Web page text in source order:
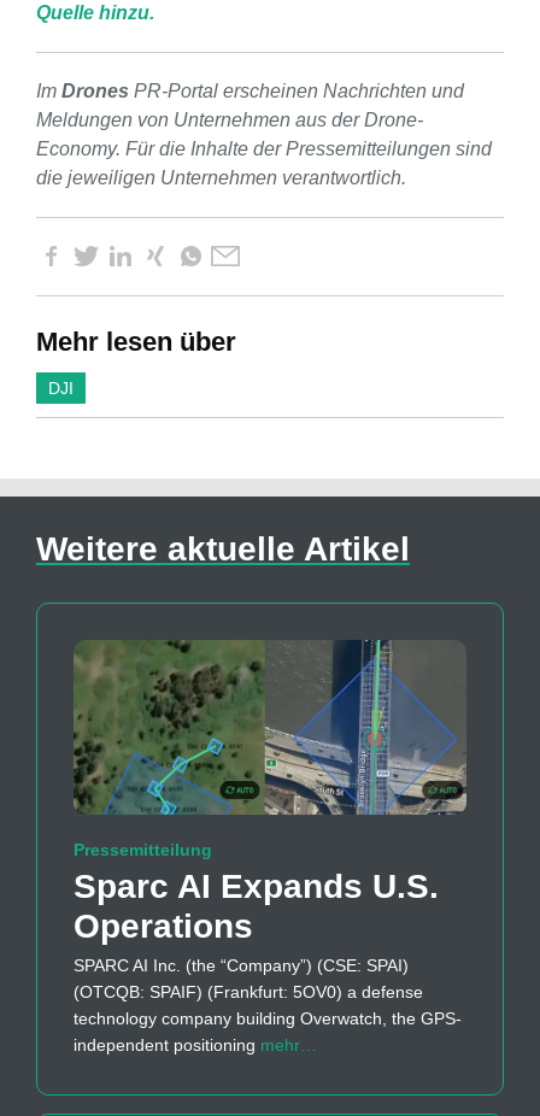
Quelle hinzu.
Im Drones PR-Portal erscheinen Nachrichten und
Meldungen von Unternehmen aus der Drone-
Economy. Für die Inhalte der Pressemitteilungen sind
die jeweiligen Unternehmen verantwortlich.
Mehr lesen über
DJI
Weitere aktuelle Artikel
Pressemitteilung
Sparc AI Expands U.S.
Operations
SPARC AI Inc. (the “Company”) (CSE: SPAI)
(OTCQB: SPAIF) (Frankfurt: 5OV0) a defense
technology company building Overwatch, the GPS-
independent positioning mehr…